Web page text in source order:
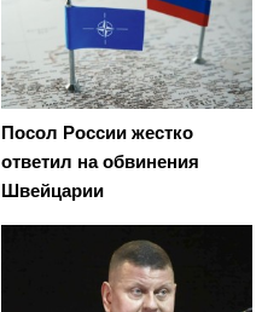
Посол России жестко
ответил на обвинения
Швейцарии